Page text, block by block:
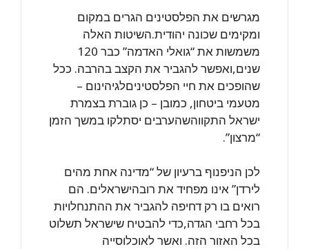
מגרשים את הפלסטינים הגרים במקום
ומקימים שכונה יהודית.השיטות האלה
משמשות את “גואלי האדמה” כבר 120
שנים,ואפשר להגביר את הקצב בהרבה. ככל
שהופכים את חיי הפלסטיניםלגיהינום –
מטעמי ביטחון, כמובן – כן גוברת בצמרת
ישראל התקווהשהערבים יסתלקו במשך הזמן
“מרצון”.
לכן הניפנוף ברעיון של “מדינה אחת מהים
לירדן” אינו מפחיד את רובהישראלים. הם
רואים בו רק דחיפה להגביר את ההתנחלויות
בכל רחבי הגדה,כדי להבטיח שישראל תשלוט
בכל האזור הזה. ואשר לאוכלוסייה